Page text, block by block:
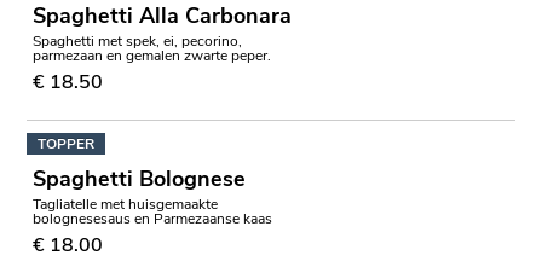
Spaghetti Alla Carbonara
Spaghetti met spek, ei, pecorino,
parmezaan en gemalen zwarte peper.
€ 18.50
TOPPER
Spaghetti Bolognese
Tagliatelle met huisgemaakte
bolognesesaus en Parmezaanse kaas
€ 18.00